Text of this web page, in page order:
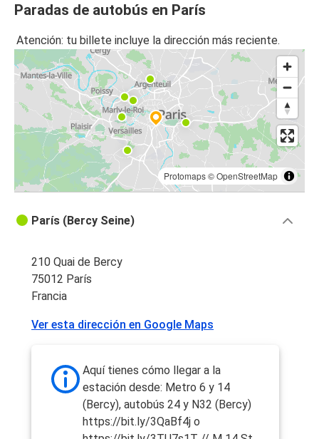
Paradas de autobús en París
Atención: tu billete incluye la dirección más reciente.
Protomaps©OpenStreetMap
París (Bercy Seine)
210 Quai de Bercy
75012 París
Francia
Ver esta dirección en Google Maps
Aquí tienes cómo llegar a la
estación desde: Metro 6 y 14
(Bercy), autobús 24 y N32 (Bercy)
https://bit.ly/3QaBf4j o